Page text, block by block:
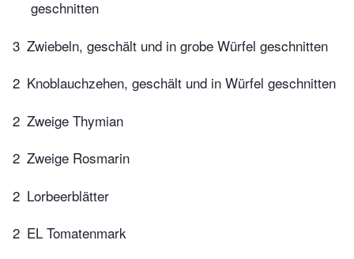
geschnitten
3 Zwiebeln, geschält und in grobe Würfel geschnitten
2 Knoblauchzehen, geschält und in Würfel geschnitten
2 Zweige Thymian
2 Zweige Rosmarin
2 Lorbeerblätter
2 EL Tomatenmark